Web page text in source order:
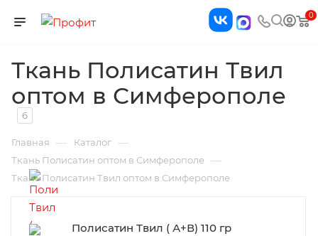
0
Ткань Полисатин Твил
оптом в Симферополе
6
Главная — Каталог —
Ткань Полисатин оптом в Симферополе —
Ткань Полисатин Твил оптом в Симферополе
Полисатин Твил ( А+В) 110 гр